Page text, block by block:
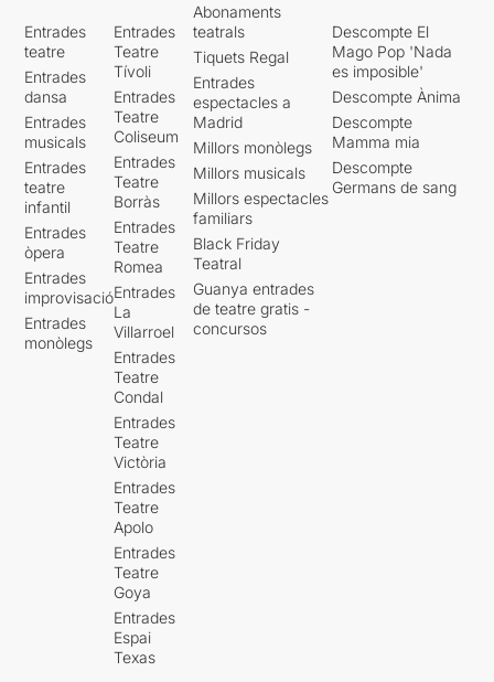
Entrades
teatre
Entrades
dansa
Entrades
musicals
Entrades
teatre
infantil
Entrades
òpera
Entrades
improvisació
Entrades
monòlegs
Entrades
Teatre
Tívoli
Entrades
Teatre
Coliseum
Entrades
Teatre
Borràs
Entrades
Teatre
Romea
Entrades
La
Villarroel
Entrades
Teatre
Condal
Entrades
Teatre
Victòria
Entrades
Teatre
Apolo
Entrades
Teatre
Goya
Entrades
Espai
Texas
Abonaments
teatrals
Tiquets Regal
Entrades
espectacles a
Madrid
Millors monòlegs
Millors musicals
Millors espectacles
familiars
Black Friday
Teatral
Guanya entrades
de teatre gratis -
concursos
Descompte El
Mago Pop 'Nada
es imposible'
Descompte Ànima
Descompte
Mamma mia
Descompte
Germans de sang